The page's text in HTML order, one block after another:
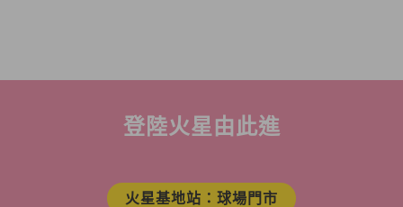
登陸火星由此進
火星基地站：球場門市